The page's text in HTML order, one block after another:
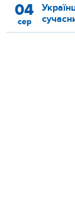
04
сер